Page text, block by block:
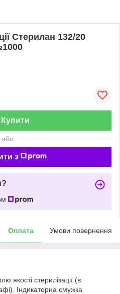
Стерилан 132/20
Купити
або
з
Оплата Умови повернення
якості стерилізації (в
Індикаторна смужка